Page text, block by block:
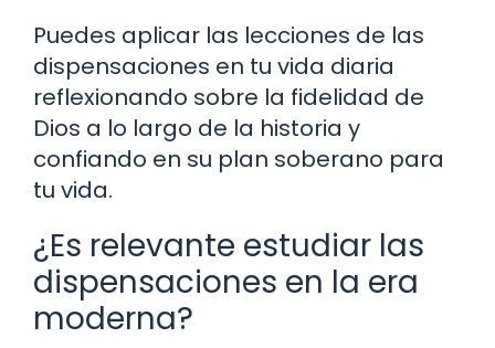
Puedes aplicar las lecciones de las
dispensaciones en tu vida diaria
reflexionando sobre la fidelidad de
Dios a lo largo de la historia y
confiando en su plan soberano para
tu vida.
¿Es relevante estudiar las
dispensaciones en la era
moderna?